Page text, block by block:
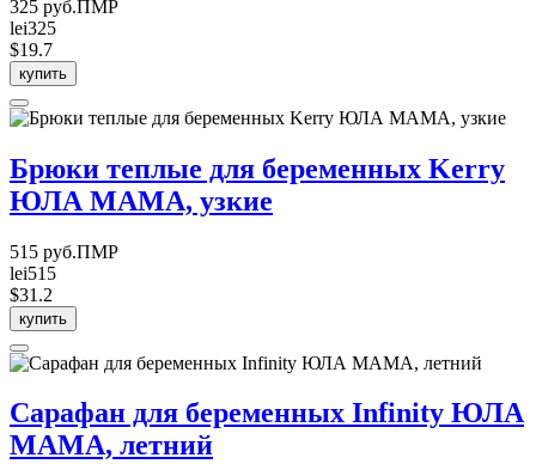
325 руб.ПМР
lei325
$19.7
купить
Брюки теплые для беременных Kerry
ЮЛА МАМА, узкие
515 руб.ПМР
lei515
$31.2
купить
Сарафан для беременных Infinity ЮЛА
МАМА, летний